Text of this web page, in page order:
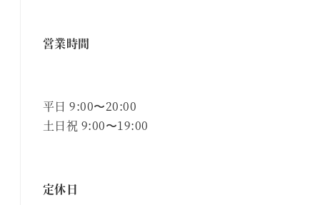
営業時間
平日 9:00〜20:00
土日祝 9:00〜19:00
定休日